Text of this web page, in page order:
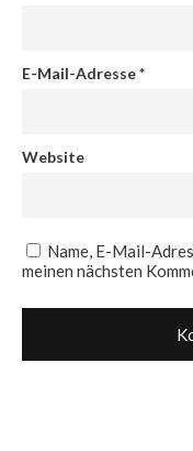
E-Mail-Adresse*
Website
Name, E-Mail-
meinen nächsten